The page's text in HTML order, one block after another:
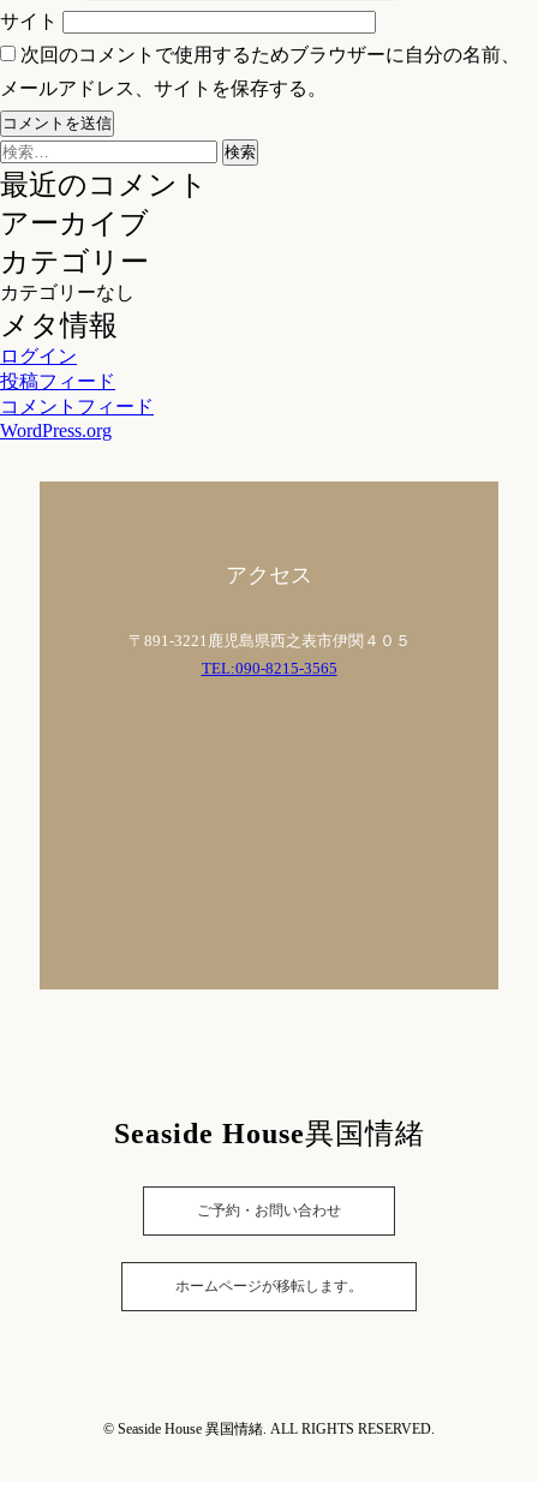
サイト
次回のコメントで使用するためブラウザーに自分の名前、
メールアドレス、サイトを保存する。
検
索:
最近のコメント
アーカイブ
カテゴリー
カテゴリーなし
メタ情報
ログイン
投稿フィード
コメントフィード
WordPress.org
アクセス
〒891-3221鹿児島県西之表市伊関４０５
TEL:090-8215-3565
Seaside House異国情緒
ご予約・お問い合わせ
ホームページが移転します。
© Seaside House 異国情緒. ALL RIGHTS RESERVED.